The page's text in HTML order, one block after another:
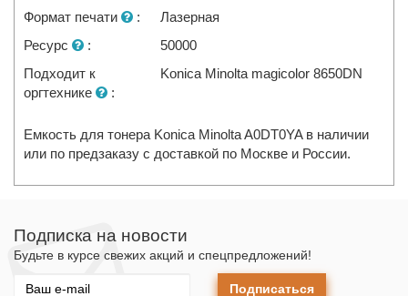
Формат печати
:
Лазерная
Ресурс
:
50000
Подходит к
оргтехнике
:
Konica Minolta magicolor 8650DN
Емкость для тонера Konica Minolta A0DT0YA в наличии
или по предзаказу с доставкой по Москве и России.
Подписка на новости
Будьте в курсе свежих акций и спецпредложений!
Подписаться